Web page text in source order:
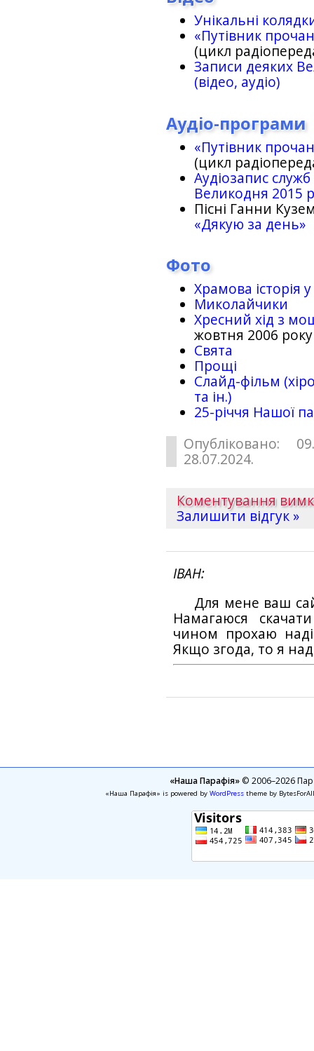
Унікальні
«Путівник
(цикл
Записи деяких
(відео, аудіо)
Аудіо-програми
«Путівник
(цикл
Аудіозапис
Великодня 2015
Пісні Ганни
«Дякую за день»
Фото
Храмова історія
Миколайчики
Хресний хід з
жовтня 2006 року
Свята
Прощі
Слайд-фільм
та ін.)
25-рiччя Нашої
Опубліковано:
28.07.2024.
Коментування
Залишити відгук »
ІВАН
Для мене ваш
Намагаюся
чином прохаю
Якщо згода, то я
«Наша Парафія»© 2006–2026
«Наша Парафія» is powered by WordPresstheme by